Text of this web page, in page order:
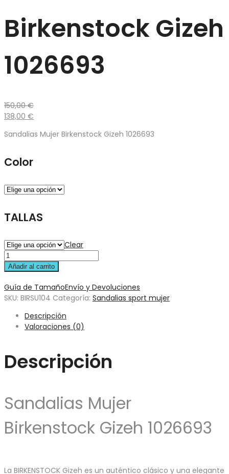
Birkenstock Gizeh
1026693
150,00€
138,00 €
Sandalias Mujer Birkenstock Gizeh 1026693
Color
TALLAS
Clear
Añadir al carrito
Guía de TamañoEnvío y Devoluciones
SKU: BIRSU104 Categoría: Sandalias sport mujer
Descripción
Valoraciones (0)
Descripción
Sandalias Mujer
Birkenstock Gizeh 1026693
La BIRKENSTOCK Gizeh es un auténtico clásico y una elegante